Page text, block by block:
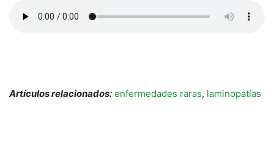
Artículos relacionados: enfermedades raras, laminopatías